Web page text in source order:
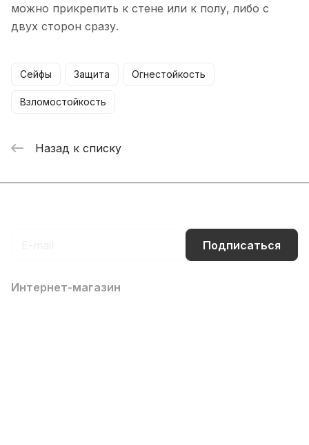
можно прикрепить к стене или к полу, либо с
двух сторон сразу.
Сейфы Защита Огнестойкость
Взломостойкость
Назад к списку
Подписаться
Интернет-магазин